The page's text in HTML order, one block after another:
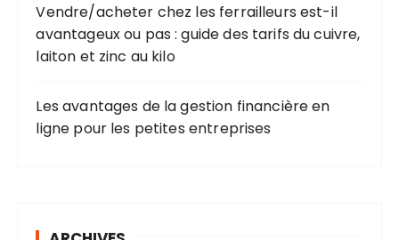
Vendre/acheter chez les ferrailleurs est-il
avantageux ou pas : guide des tarifs du cuivre,
laiton et zinc au kilo
Les avantages de la gestion financière en
ligne pour les petites entreprises